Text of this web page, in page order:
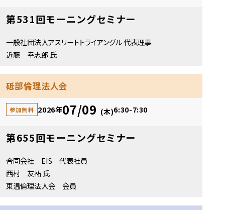
第531回モーニングセミナー
一般社団法人アスリートトライアングル 代表理事
近藤 幸志郎 氏
砥部倫理法人会
参加無料 2026年07/09 (木)6:30-7:30
第655回モーニングセミナー
合同会社 EIS 代表社員
西村 友祐 氏
東温倫理法人会 会員